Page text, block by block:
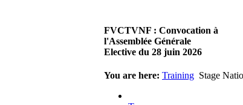
There are no translations
available.Madame la
Présidente, Monsieur le
Read more...
FVCTVNF : Convocation à
l'Assemblée Générale
Elective du 28 juin 2026
23/05/2026 23:00
available.Chères Présidentes,
You are here: Training Stage